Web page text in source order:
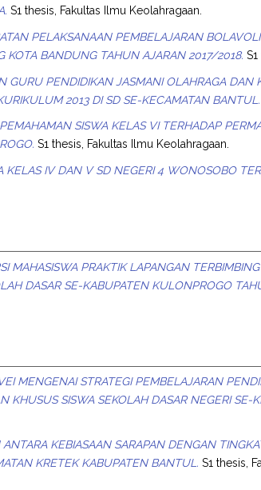
S1 thesis, Fakultas Ilmu Keolahragaan.
PELAKSANAAN PEMBELAJARAN
KOTA BANDUNG TAHUN AJARAN 2017/2018.
GURU PENDIDIKAN JASMANI OLAHRAGA
2013 DI SD SE-KECAMATAN BANTUL.
SISWA KELAS VI TERHADAP
S1 thesis, Fakultas Ilmu Keolahragaan.
KELAS IV DAN V SD NEGERI 4 WONOSOBO
MAHASISWA PRAKTIK LAPANGAN
DASAR SE-KABUPATEN KULONPROGO
MENGENAI STRATEGI PEMBELAJARAN
KHUSUS SISWA SEKOLAH DASAR NEGERI
KEBIASAAN SARAPAN DENGAN
KRETEK KABUPATEN BANTUL. S1 thesis,